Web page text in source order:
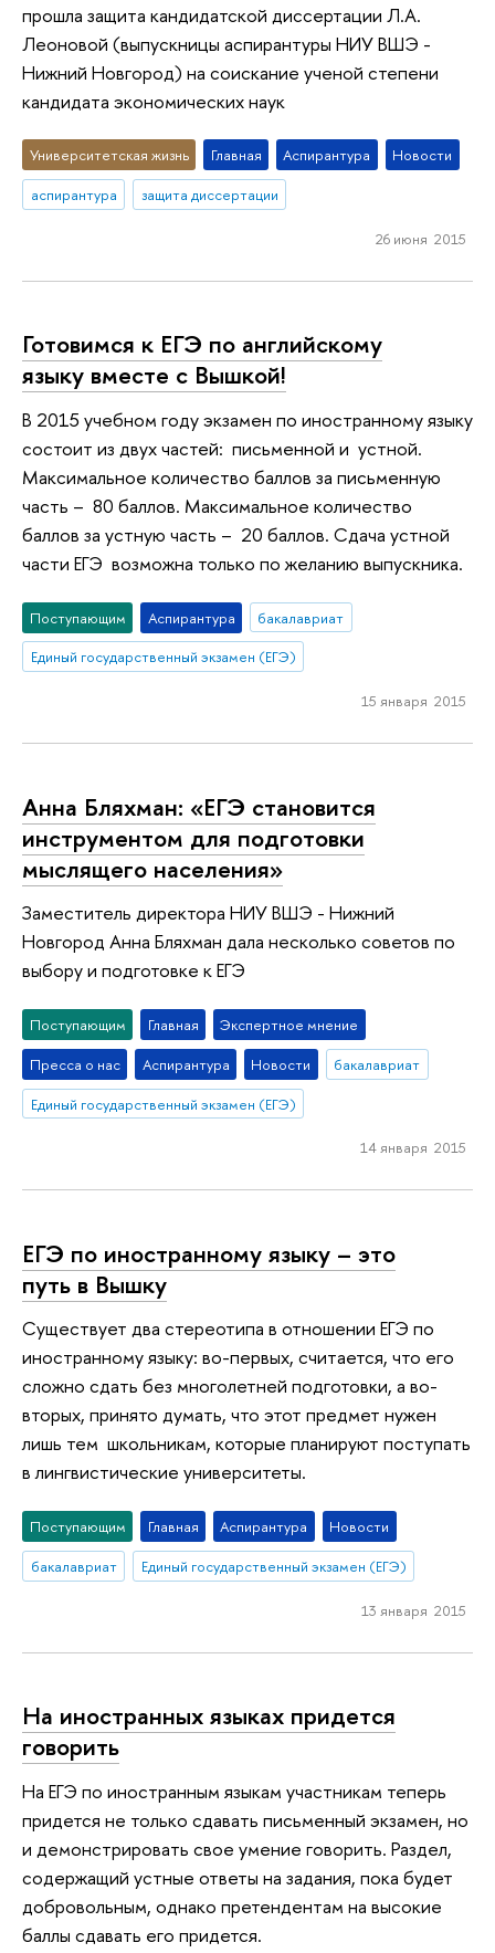
прошла защита кандидатской диссертации Л.А.
Леоновой (выпускницы аспирантуры НИУ ВШЭ -
Нижний Новгород) на соискание ученой степени
кандидата экономических наук
Университетская жизнь Главная Аспирантура
Новости
аспирантура
защита диссертации
26 июня 2015
Готовимся к ЕГЭ по английскому
языку вместе с Вышкой!
В 2015 учебном году экзамен по иностранному языку
состоит из двух частей: письменной и устной.
Максимальное количество баллов за письменную
часть – 80 баллов. Максимальное количество
баллов за устную часть – 20 баллов. Сдача устной
части ЕГЭ возможна только по желанию выпускника.
Поступающим Аспирантура
бакалавриат
Единый государственный экзамен (ЕГЭ)
15 января 2015
Анна Бляхман: «ЕГЭ становится
инструментом для подготовки
мыслящего населения»
Заместитель директора НИУ ВШЭ - Нижний
Новгород Анна Бляхман дала несколько советов по
выбору и подготовке к ЕГЭ
Поступающим Главная
Экспертное мнение
Пресса о нас
Аспирантура Новости
бакалавриат
Единый государственный экзамен (ЕГЭ)
14 января 2015
ЕГЭ по иностранному языку – это
путь в Вышку
Существует два стереотипа в отношении ЕГЭ по
иностранному языку: во-первых, считается, что его
сложно сдать без многолетней подготовки, а во-
вторых, принято думать, что этот предмет нужен
лишь тем школьникам, которые планируют поступать
в лингвистические университеты.
Поступающим Главная Аспирантура
Новости
бакалавриат
Единый государственный экзамен (ЕГЭ)
13 января 2015
На иностранных языках придется
говорить
На ЕГЭ по иностранным языкам участникам теперь
придется не только сдавать письменный экзамен, но
и демонстрировать свое умение говорить. Раздел,
содержащий устные ответы на задания, пока будет
добровольным, однако претендентам на высокие
баллы сдавать его придется.